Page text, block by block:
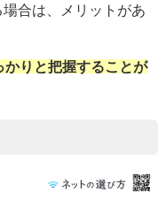
合は、メリットがあ
かりと把握することが